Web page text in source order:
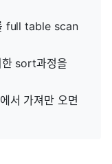
full table scan
sort과정을
서 가져만 오면